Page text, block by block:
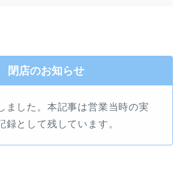
閉店のお知らせ
ました。本記事は営業当時の実
録として残しています。